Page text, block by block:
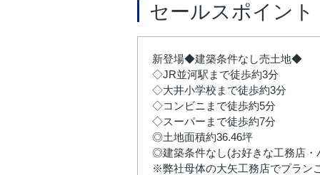
セールスポイント
新登場◆建築条件なし売土地◆
◇JR並河駅まで徒歩約3分
◇大井小学校まで徒歩約3分
◇コンビニまで徒歩約5分
◇スーパーまで徒歩約7分
◎土地面積約36.46坪
◎建築条件なし(お好きな工務店・
※弊社母体の大矢工務店でプラン